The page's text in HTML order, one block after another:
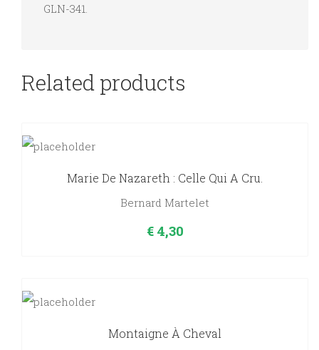
GLN-341.
Related products
Marie De Nazareth : Celle Qui A Cru.
Bernard Martelet
€4,30
Montaigne À Cheval